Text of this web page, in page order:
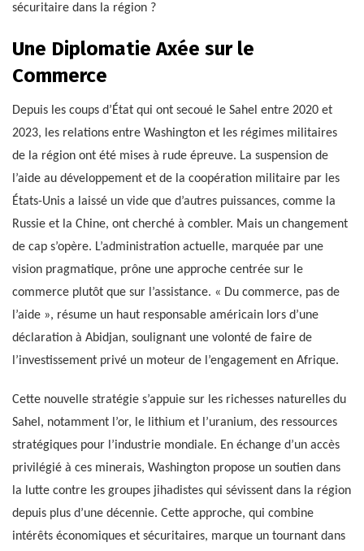
sécuritaire dans la région ?
Une Diplomatie Axée sur le
Commerce
Depuis les coups d’État qui ont secoué le Sahel entre 2020 et
2023, les relations entre Washington et les régimes militaires
de la région ont été mises à rude épreuve. La suspension de
l’aide au développement et de la coopération militaire par les
États-Unis a laissé un vide que d’autres puissances, comme la
Russie et la Chine, ont cherché à combler. Mais un changement
de cap s’opère. L’administration actuelle, marquée par une
vision pragmatique, prône une approche centrée sur le
commerce plutôt que sur l’assistance. « Du commerce, pas de
l’aide », résume un haut responsable américain lors d’une
déclaration à Abidjan, soulignant une volonté de faire de
l’investissement privé un moteur de l’engagement en Afrique.
Cette nouvelle stratégie s’appuie sur les richesses naturelles du
Sahel, notamment l’or, le lithium et l’uranium, des ressources
stratégiques pour l’industrie mondiale. En échange d’un accès
privilégié à ces minerais, Washington propose un soutien dans
la lutte contre les groupes jihadistes qui sévissent dans la région
depuis plus d’une décennie. Cette approche, qui combine
intérêts économiques et sécuritaires, marque un tournant dans